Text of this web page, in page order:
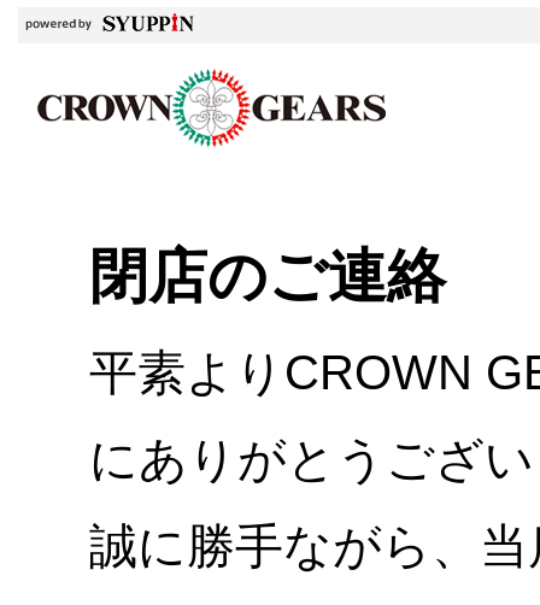
閉店のご連絡
平素よりCROWN
にありがとうござ
誠に勝手ながら、